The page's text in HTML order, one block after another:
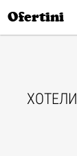
Ofertini